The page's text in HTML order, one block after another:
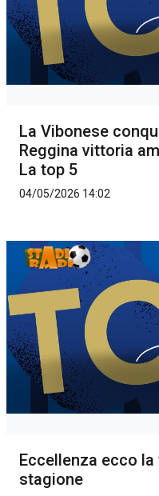
La Vibonese
Reggina vittoria
La top 5
04/05/2026 14:02
Eccellenza ecco
stagione